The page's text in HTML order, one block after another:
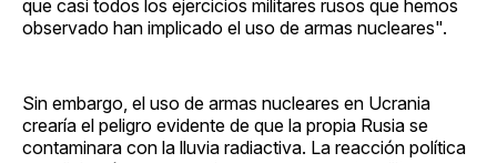
que casi todos los ejercicios militares rusos que hemos
observado han implicado el uso de armas nucleares".
Sin embargo, el uso de armas nucleares en Ucrania
crearía el peligro evidente de que la propia Rusia se
contaminara con la lluvia radiactiva. La reacción política